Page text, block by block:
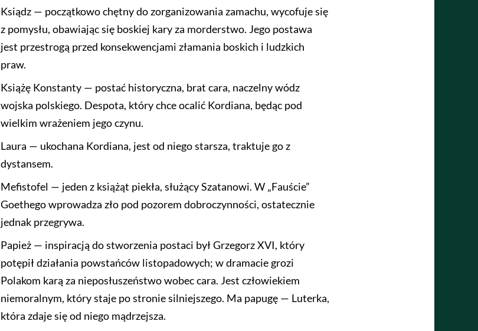
Ksiądz — początkowo chętny do zorganizowania zamachu, wycofuje się
z pomysłu, obawiając się boskiej kary za morderstwo. Jego postawa
jest przestrogą przed konsekwencjami złamania boskich i ludzkich
praw.
Książę Konstanty — postać historyczna, brat cara, naczelny wódz
wojska polskiego. Despota, który chce ocalić Kordiana, będąc pod
wielkim wrażeniem jego czynu.
Laura — ukochana Kordiana, jest od niego starsza, traktuje go z
dystansem.
Mefistofel — jeden z książąt piekła, służący Szatanowi. W „Fauście”
Goethego wprowadza zło pod pozorem dobroczynności, ostatecznie
jednak przegrywa.
Papież — inspiracją do stworzenia postaci był Grzegorz XVI, który
potępił działania powstańców listopadowych; w dramacie grozi
Polakom karą za nieposłuszeństwo wobec cara. Jest człowiekiem
niemoralnym, który staje po stronie silniejszego. Ma papugę — Luterka,
która zdaje się od niego mądrzejsza.